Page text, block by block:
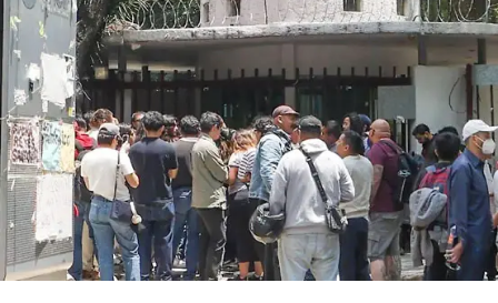
de contar con la visita de León XIV.
La agenda comenzó este martes con una cena ofrecida
por el secretario de Relaciones Exteriores, Roberto
Velasco Álvarez.
ADVERTISEMENT